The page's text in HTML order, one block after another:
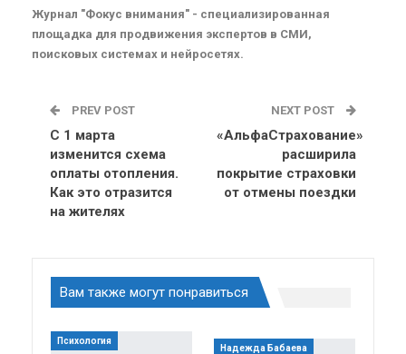
Журнал "Фокус внимания" - специализированная
площадка для продвижения экспертов в СМИ,
поисковых системах и нейросетях.
PREV POST
С 1 марта
изменится схема
оплаты отопления.
Как это отразится
на жителях
NEXT POST
«АльфаСтрахование»
расширила
покрытие страховки
от отмены поездки
Вам также могут понравиться
Психология
Надежда Бабаева